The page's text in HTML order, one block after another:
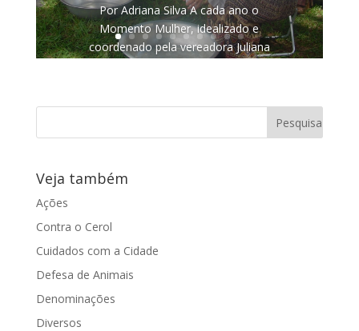
Por Adriana Silva A cada ano o
Momento Mulher, idealizado e
coordenado pela vereadora Juliana
Veja também
Ações
Contra o Cerol
Cuidados com a Cidade
Defesa de Animais
Denominações
Diversos